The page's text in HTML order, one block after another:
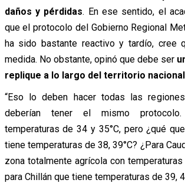
daños y pérdidas. En ese sentido, el
que el protocolo del Gobierno Regional
ha sido bastante reactivo y tardío, cree
medida. No obstante, opinó que debe ser
replique a lo largo del territorio nacional
“Eso lo deben hacer todas las
deberían tener el mismo
temperaturas de 34 y 35°C, pero ¿qué
tiene temperaturas de 38, 39°C? ¿Para
zona totalmente agrícola con
para Chillán que tiene temperaturas de 39,